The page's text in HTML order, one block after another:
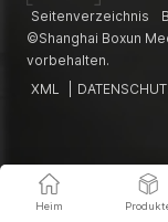
Seitenverzeichnis
©Shanghai Boxun
vorbehalten.
XML
Heim